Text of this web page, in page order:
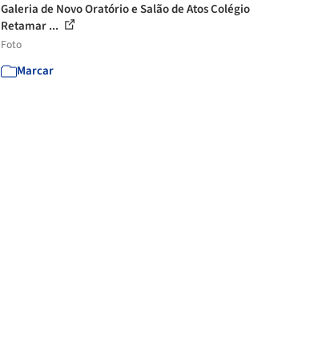
Galeria de Novo Oratório e Salão de Atos Colégio
Retamar ...
Foto
Marcar